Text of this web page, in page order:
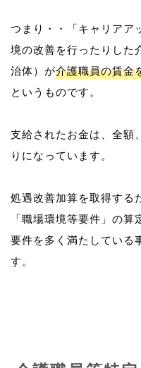
つまり・・「キャリアア
境の改善を行ったりした
治体）が介護職員の賃金
というものです。
支給されたお金は、全額
りになっています。
処遇改善加算を取得する
「職場環境等要件」の算
要件を多く満たしている
す。